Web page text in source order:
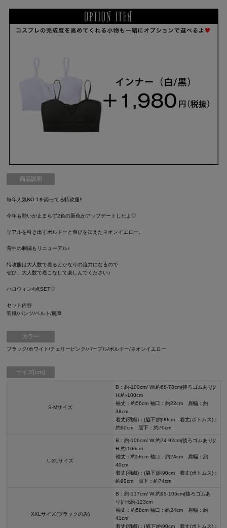
商品説明
毎年人気NO.1を誇ってる特攻服!!
今年も勢いが止まらず2色の新色がアップデートしたよ♡
リアルを引き出すボルドーと遊びを加えたネオンイエロー。
背中の刺繍もリニューアル♪
特攻服は大人数で着るとかなりの迫力になるので
ぜひ、大人数で着こなして楽しんでください♪
ハロウィン4点SET♡
セット内容
羽織/パンツ/ベルト/腕章
カラー
ブラック/ホワイト/チェリーピンク/パープル/ボルドー/ネオンイエロー
サイズ[cm]
S-Mサイズ
B：約-100cm/ W:約68-78cm(後ろゴムあり)/
H:約-100cm
袖丈：約56cm 袖口：約22cm 肩幅：約
38cm
着丈(羽織)：(脇下)約90cm 着丈(ボトムス)：
約90cm 股下：約70cm
L-XLサイズ
B：約-106cm/ W:約74-92cm(後ろゴムあり)/
H:約-106cm
袖丈：約58cm 袖口：約24cm 肩幅：約
40cm
着丈(羽織)：(脇下)約90cm 着丈(ボトムス)：
約90cm 股下：約74cm
XXLサイズ(ブラックのみ)
B：約-117cm/ W:約95-105cm(後ろゴムあ
り)/ H:約-123cm
袖丈：約58cm 袖口：約24cm 肩幅：約
41cm
着丈(羽織)：(脇下)約90cm 着丈(ボトムス)：